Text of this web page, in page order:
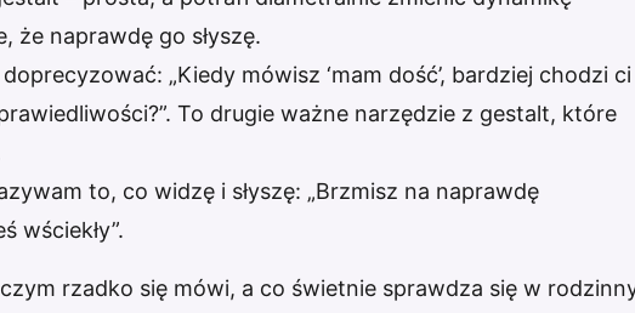
że naprawdę go słyszę.
„Kiedy mówisz ‘mam dość’, bardziej chodzi
To drugie ważne narzędzie z gestalt, które
to, co widzę i słyszę: „Brzmisz na naprawdę
wściekły”.
rzadko się mówi, a co świetnie sprawdza się w